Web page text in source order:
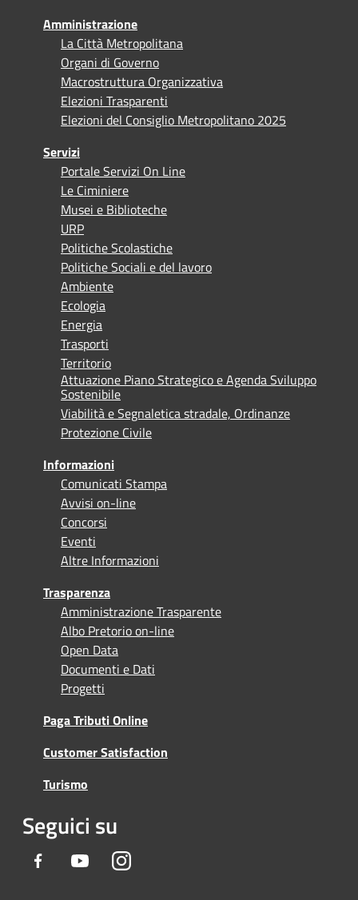
Amministrazione
La Città Metropolitana
Organi di Governo
Macrostruttura Organizzativa
Elezioni Trasparenti
Elezioni del Consiglio Metropolitano 2025
Servizi
Portale Servizi On Line
Le Ciminiere
Musei e Biblioteche
URP
Politiche Scolastiche
Politiche Sociali e del lavoro
Ambiente
Ecologia
Energia
Trasporti
Territorio
Attuazione Piano Strategico e Agenda Sviluppo
Sostenibile
Viabilità e Segnaletica stradale, Ordinanze
Protezione Civile
Informazioni
Comunicati Stampa
Avvisi on-line
Concorsi
Eventi
Altre Informazioni
Trasparenza
Amministrazione Trasparente
Albo Pretorio on-line
Open Data
Documenti e Dati
Progetti
Paga Tributi Online
Customer Satisfaction
Turismo
Seguici su
Facebook YoutubeInstagram